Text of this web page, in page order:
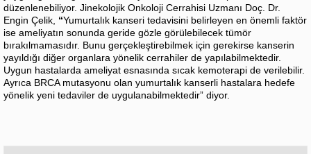
düzenlenebiliyor. Jinekolojik Onkoloji Cerrahisi Uzmanı Doç. Dr.
Engin Çelik, “Yumurtalık kanseri tedavisini belirleyen en önemli faktör
ise ameliyatın sonunda geride gözle görülebilecek tümör
bırakılmamasıdır. Bunu gerçekleştirebilmek için gerekirse kanserin
yayıldığı diğer organlara yönelik cerrahiler de yapılabilmektedir.
Uygun hastalarda ameliyat esnasında sıcak kemoterapi de verilebilir.
Ayrıca BRCA mutasyonu olan yumurtalık kanserli hastalara hedefe
yönelik yeni tedaviler de uygulanabilmektedir” diyor.